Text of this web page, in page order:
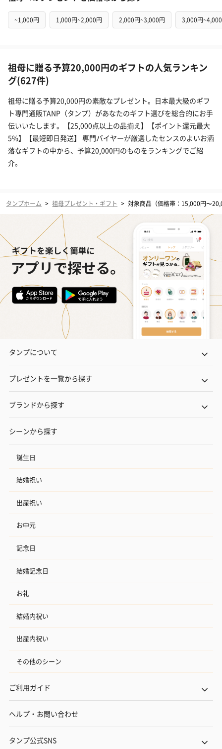
~1,000円 1,000円~2,000円 2,000円~3,000円 3,000円
祖母に贈る予算20,000円のギフトの人気ランキン
グ(627件)
祖母に贈る予算20,000円の素敵なプレゼント。日本最大級のギフ
ト専門通販TANP（タンプ）があなたのギフト選びを総合的にお手
伝いいたします。【25,000点以上の品揃え】【ポイント還元最大
5%】【最短即日発送】 専門バイヤーが厳選したセンスのよいお洒
落なギフトの中から、予算20,000円のものをランキングでご紹
介。
タンプホーム > 祖母プレゼント・ギフト > 対象商品（価格帯：15,000円〜
タンプについて
プレゼントを一覧から探す
ブランドから探す
シーンから探す
誕生日
結婚祝い
出産祝い
お中元
記念日
結婚記念日
お礼
結婚内祝い
出産内祝い
その他のシーン
ご利用ガイド
ヘルプ・お問い合わせ
タンプ公式SNS